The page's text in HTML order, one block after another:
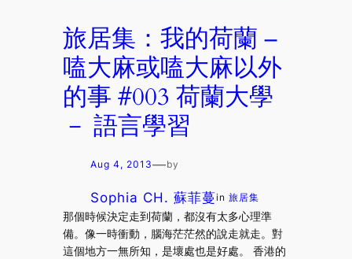
旅居集：我的荷蘭 –
嗑大麻或嗑大麻以外
的事 #003 荷蘭大學
－ 語言學習
Aug 4, 2013—by
Sophia CH. 蘇菲蔓in旅居集
那個時候決定走到荷蘭，都沒有太多心理準
備。像一時衝動，腦海茫茫然的說走就走。對
這個地方一無所知，是壞處也是好處。 香港的